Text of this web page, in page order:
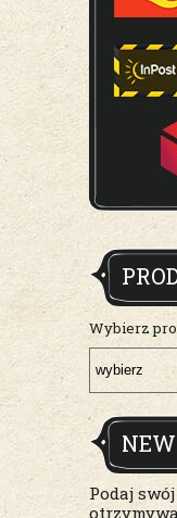
Wybierz
Podaj